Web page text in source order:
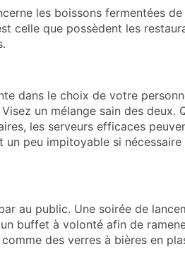
les boissons fermentées
celle que possèdent les
dans le choix de votre
un mélange sain des deux.
les serveurs efficaces
peu impitoyable si
au public. Une soirée de
buffet à volonté afin de
des verres à bières en